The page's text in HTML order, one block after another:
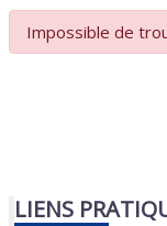
Impossible de
LIENS